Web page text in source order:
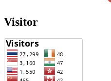
Visitor